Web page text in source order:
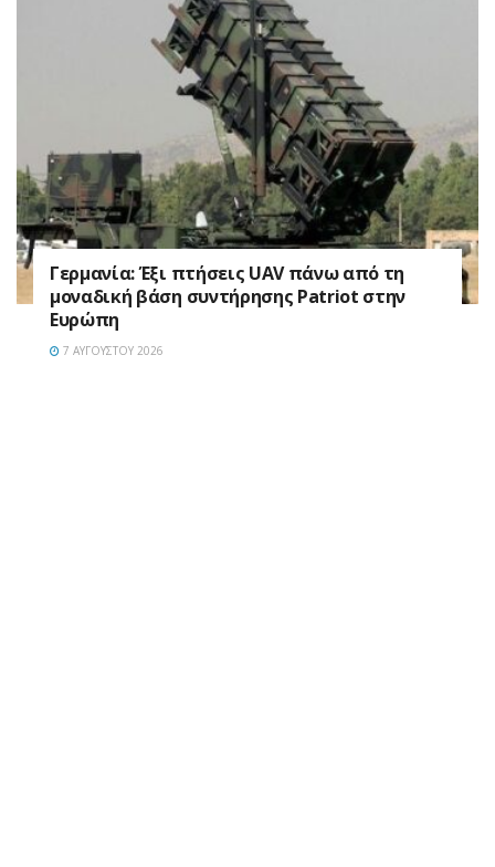
Γερμανία: Έξι πτήσεις UAV πάνω από τη
μοναδική βάση συντήρησης Patriot στην
Ευρώπη
7 ΑΥΓΟΎΣΤΟΥ 2026